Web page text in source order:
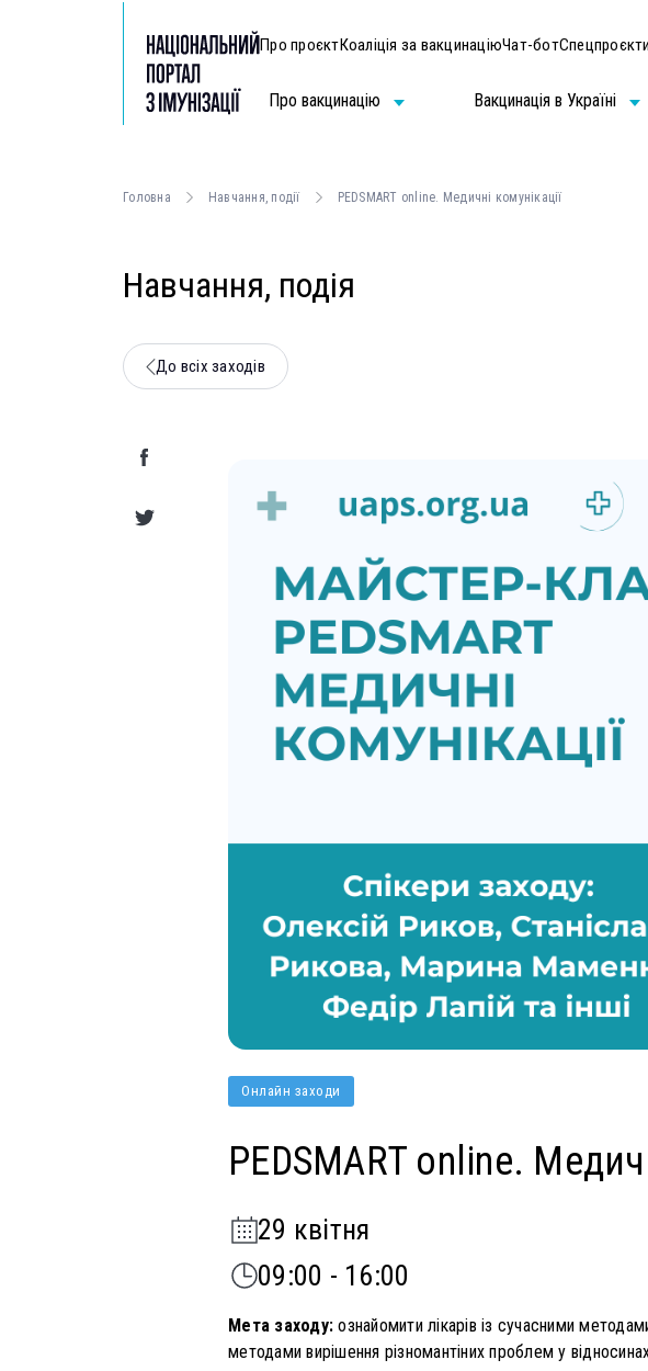
Про проєктКоаліція за вакцинаціюЧат-ботСпецпроєкти
Про вакцинацію Вакцинація в Україні
Головна Навчання, події PEDSMART online. Медичні комунікації
Навчання, подія
До всіх заходів
Онлайн заходи
PEDSMART online.
29 квітня
09:00 - 16:00
Мета заходу:ознайомити лікарів із сучасними
методами вирішення різномантіних проблем у відносинах